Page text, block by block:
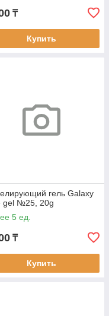
₸
Купить
гель Galaxy
gel №25, 20g
5 ед.
₸
Купить